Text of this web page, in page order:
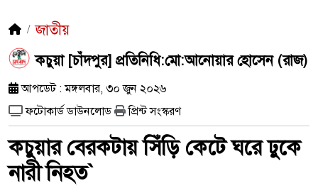
জাতীয়
কচুয়া [চাঁদপুর] প্রতিনিধি:মো:আনোয়ার হোসেন (রাজ)
আপডেট : মঙ্গলবার, ৩০ জুন ২০২৬
ফটোকার্ড ডাউনলোড
প্রিন্ট সংস্করণ
কচুয়ার বেরকটায় সিঁড়ি কেটে ঘরে ঢুকে
নারী নিহত`